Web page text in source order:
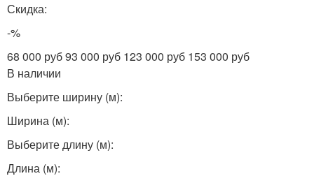
Скидка:
-%
68 000 руб 93 000 руб 123 000 руб 153 000 руб
В наличии
Выберите ширину (м):
Ширина (м):
Выберите длину (м):
Длина (м):